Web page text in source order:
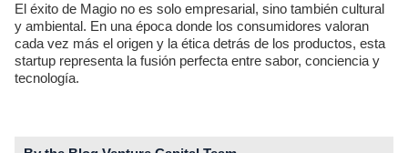
El éxito de Magio no es solo empresarial, sino también cultural
y ambiental. En una época donde los consumidores valoran
cada vez más el origen y la ética detrás de los productos, esta
startup representa la fusión perfecta entre sabor, conciencia y
tecnología.